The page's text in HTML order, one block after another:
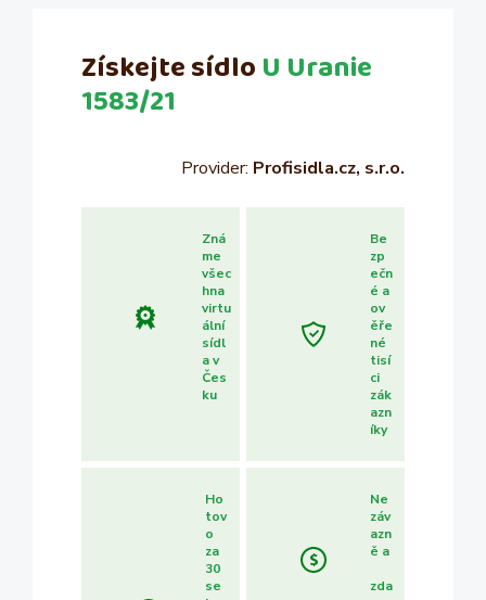
Získejte sídloU Uranie
1583/21
Provider: Profisidla.cz, s.r.o.
Zná
me
všec
hna
virtu
ální
sídl
a v
Čes
ku
Be
zp
ečn
é a
ov
ěře
né
tisí
ci
zák
azn
íky
Ho
tov
o
za
30
se
Ne
záv
azn
ě a
zda